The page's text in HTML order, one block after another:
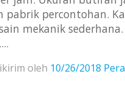
pabrik percontohan.
mekanik
oleh 10/26/2018